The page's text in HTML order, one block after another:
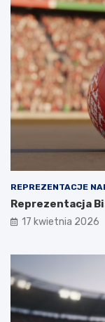
REPREZENTACJE
Reprezentacja
17 kwietnia 2026